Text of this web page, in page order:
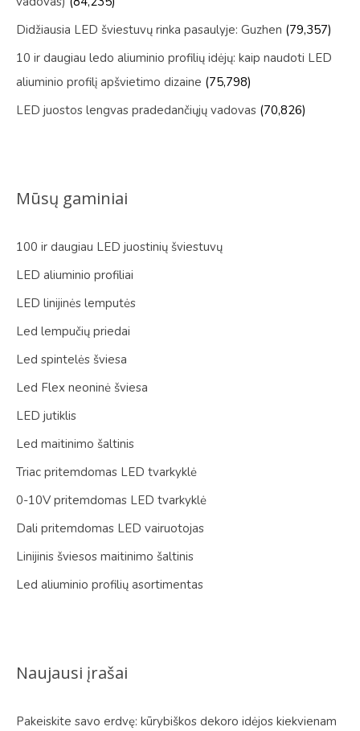
Didžiausia LED šviestuvų rinka pasaulyje: Guzhen (79,357)
10 ir daugiau ledo aliuminio profilių idėjų: kaip naudoti LED
aliuminio profilį apšvietimo dizaine (75,798)
LED juostos lengvas pradedančiųjų vadovas (70,826)
Mūsų gaminiai
100 ir daugiau LED juostinių šviestuvų
LED aliuminio profiliai
LED linijinės lemputės
Led lempučių priedai
Led spintelės šviesa
Led Flex neoninė šviesa
LED jutiklis
Led maitinimo šaltinis
Triac pritemdomas LED tvarkyklė
0-10V pritemdomas LED tvarkyklė
Dali pritemdomas LED vairuotojas
Linijinis šviesos maitinimo šaltinis
Led aliuminio profilių asortimentas
Naujausi įrašai
Pakeiskite savo erdvę: kūrybiškos dekoro idėjos kiekvienam